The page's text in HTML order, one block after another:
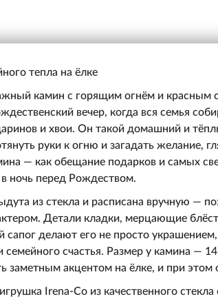
тепла на ёлке
камин с горящим огнём и красным
вечер, когда вся семья
и хвои. Он такой домашний и
руки к огню и загадать желание,
— как обещание подарков и самых
ночь перед Рождеством.
из стекла и расписана вручную —
Детали кладки, мерцающие
сапог делают его не просто
семейного счастья. Размер у камина —
заметным акцентом на ёлке, и при
Irena‑Co из качественного